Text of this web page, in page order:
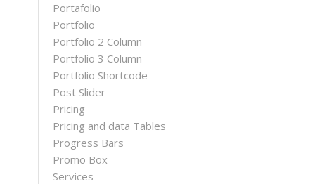
Portafolio
Portfolio
Portfolio 2 Column
Portfolio 3 Column
Portfolio Shortcode
Post Slider
Pricing
Pricing and data Tables
Progress Bars
Promo Box
Services